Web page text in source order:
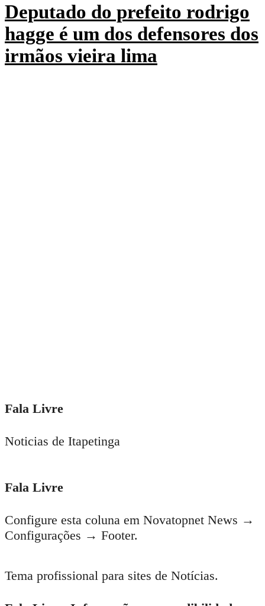
Deputado do prefeito rodrigo
hagge é um dos defensores dos
irmãos vieira lima
Fala Livre
Noticias de Itapetinga
Fala Livre
Configure esta coluna em Novatopnet News →
Configurações → Footer.
Tema profissional para sites de Notícias.